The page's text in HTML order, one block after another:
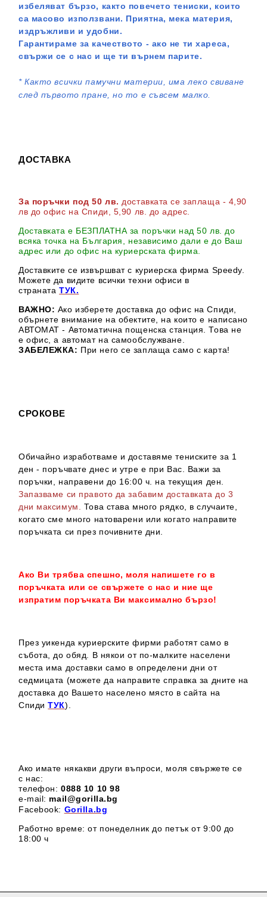
избеляват бързо, както повечето тениски, които
са масово използвани. Приятна, мека материя,
издръжливи и удобни.
Гарантираме за качеството - ако не ти хареса,
свържи се с нас и ще ти върнем парите.
*Както всички памучни материи, има леко свиване
след първото пране, но то е съвсем малко.
ДОСТАВКА
За поръчки под 50 лв. доставката се заплаща - 4,90
лв до офис на Спиди
, 5,90 лв. до адрес
Доставката е БЕЗПЛАТНА за поръчки над 50 лв. до
всяка точка на България, независимо дали е до Ваш
адрес или до офис на куриерската фирма.
Доставките се извършват с куриерска фирма Speedy.
Можете да видите всички техни офиси в
страната ТУК.
ВАЖНО: Ако изберете доставка до офис на Спиди,
обърнете внимание на обектите, на които е написано
АВТОМАТ - Автоматична пощенска станция. Това не
е офис, а автомат на самообслужване.
ЗАБЕЛЕЖКА: При него се заплаща само с карта!
СРОКОВЕ
Обичайно изработваме и доставяме тениските за 1
ден - поръчвате днес и утре е при Вас. Важи за
поръчки, направени до 16:00 ч. на текущия ден.
Запазваме си правото да забавим доставката до 3
дни максимум.
Това става много рядко, в случаите,
когато сме много натоварени или когато направите
поръчката си през почивните дни.
Ако Ви трябва спешно, моля напишете го в
поръчката или се свържете с нас и ние ще
изпратим поръчката Ви максимално бързо!
През уикенда куриерските фирми работят само в
събота, до обяд. В някои от по-малките населени
места има доставки само в определени дни от
седмицата (можете да направите справка за дните на
доставка до Вашето населено място в сайта на
СпидиТУК).
Ако имате някакви други въпроси, моля свържете се
с нас:
телефон:0888 10 10 98
e-mail: mail@gorilla.bg
Facebook: Gorilla.bg
Работно време: от понеделник до петък от 9:00 до
18:00 ч